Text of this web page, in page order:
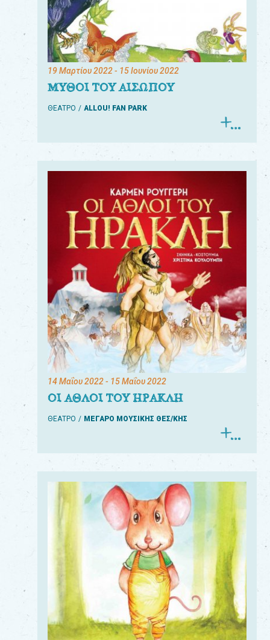
19 Μαρτίου 2022- 15 Ιουνίου 2022
ΜΥΘΟΙ ΤΟΥ ΑΙΣΩΠΟΥ
ΘΕΑΤΡΟ ALLOU! FAN PARK
14 Μαΐου 2022- 15 Μαΐου 2022
ΟΙ ΑΘΛΟΙ ΤΟΥ ΗΡΑΚΛΗ
ΘΕΑΤΡΟ ΜΕΓΑΡΟ ΜΟΥΣΙΚΗΣ ΘΕΣ/ΚΗΣ